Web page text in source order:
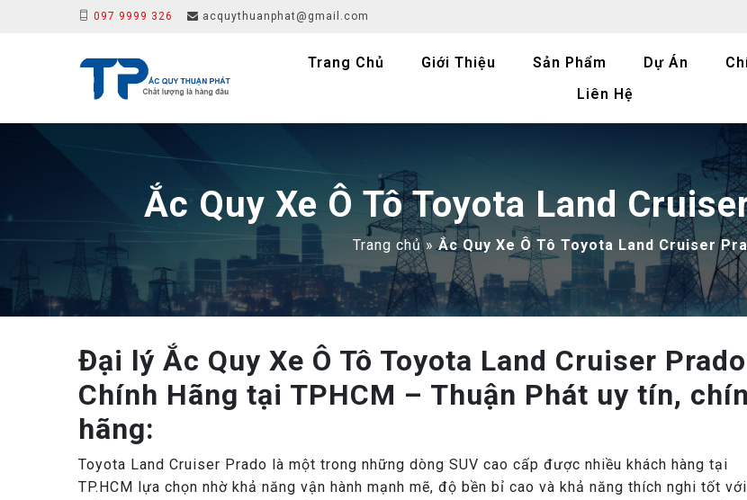
097 9999 326 acquythuanphat@gmail.com
Trang Chủ Giới Thiệu Sản Phẩm Dự Án
Liên Hệ
Ắc Quy Xe Ô Tô Toyota Land
Trang chủ»Ắc Quy Xe Ô Tô Toyota Land Cruiser
Đại lý Ắc Quy Xe Ô Tô Toyota Land Cruiser Prado
Chính Hãng tại TPHCM – Thuận Phát uy tín,
hãng:
Toyota Land Cruiser Prado là một trong những dòng SUV cao cấp được nhiều khách hàng tại
TP.HCM lựa chọn nhờ khả năng vận hành mạnh mẽ, độ bền bỉ cao và khả năng thích nghi tốt với